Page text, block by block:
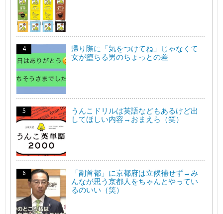
帰り際に「気をつけてね」じゃなくて
女が堕ちる男のちょっとの差
うんこドリルは英語などもあるけど出
してほしい内容→おまえら（笑）
「副首都」に京都府は立候補せず→み
んなが思う京都人をちゃんとやってい
るのいい（笑）